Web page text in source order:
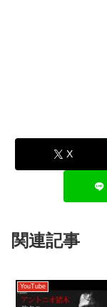
X
関連記事
YouTube